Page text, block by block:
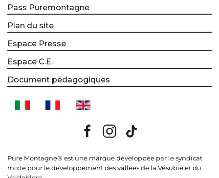
Pass Puremontagne
Plan du site
Espace Presse
Espace C.E.
Document pédagogiques
Pure Montagne® est une marque développée par le syndicat
mixte pour le développement des vallées de la Vésubie et du